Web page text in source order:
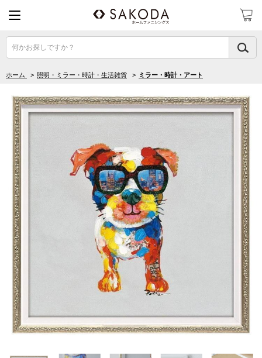
何かお探しですか？
ホーム > 照明・ミラー・時計・生活雑貨 > ミラー・時計・アート